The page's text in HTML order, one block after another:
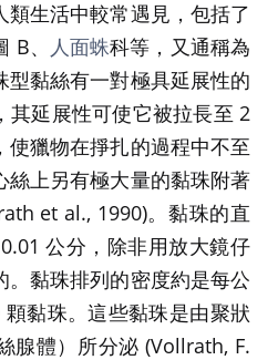
生活中較常遇見，包括了
、
人面蛛科等，又通稱為
型黏絲有一對極具延展性的
其延展性可使它被拉長至 2
使獵物在掙扎的過程中不至
絲上另有極大量的黏珠附著
et al., 1990)。黏珠的直
公分，除非用放大鏡仔
。黏珠排列的密度約是每公
黏珠。這些黏珠是由聚狀
腺體）所分泌 (Vollrath, F.